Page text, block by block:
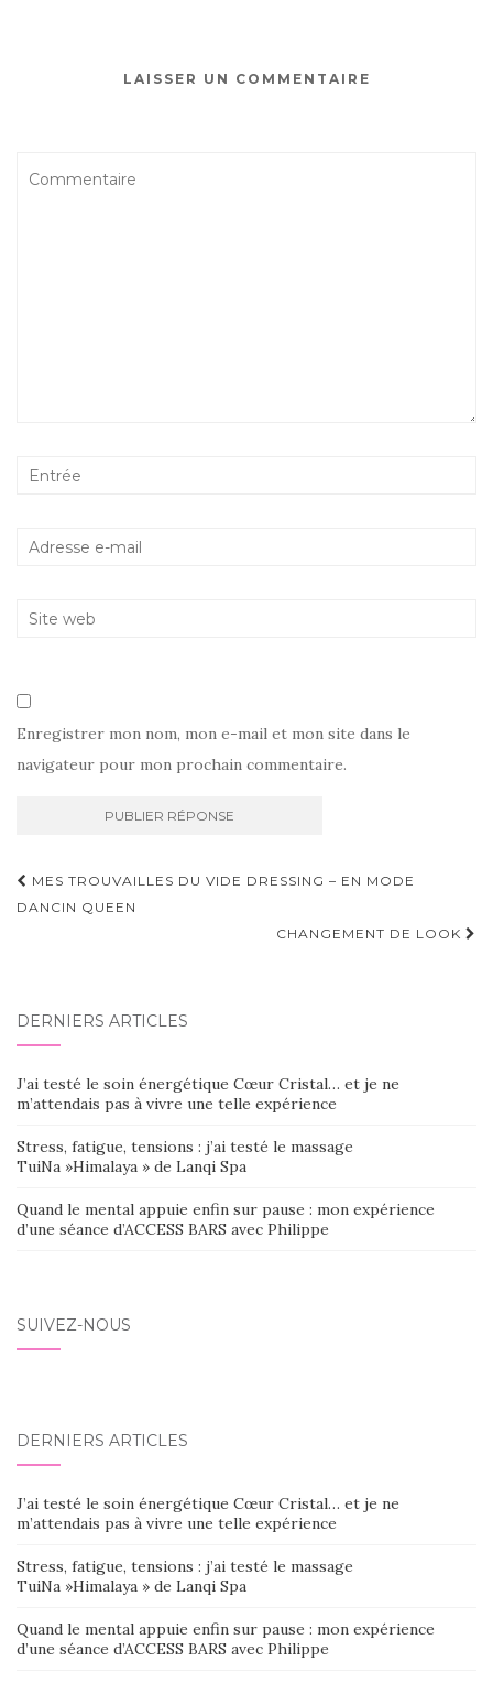
LAISSER UN COMMENTAIRE
Enregistrer mon nom, mon e-mail et mon site dans le
navigateur pour mon prochain commentaire.
Navigation
d'article
MES TROUVAILLES DU VIDE DRESSING – EN MODE
DANCIN QUEEN
CHANGEMENT DE LOOK
DERNIERS ARTICLES
J’ai testé le soin énergétique Cœur Cristal… et je ne
m’attendais pas à vivre une telle expérience
Stress, fatigue, tensions : j’ai testé le massage
TuiNa »Himalaya » de Lanqi Spa
Quand le mental appuie enfin sur pause : mon expérience
d’une séance d’ACCESS BARS avec Philippe
SUIVEZ-NOUS
DERNIERS ARTICLES
J’ai testé le soin énergétique Cœur Cristal… et je ne
m’attendais pas à vivre une telle expérience
Stress, fatigue, tensions : j’ai testé le massage
TuiNa »Himalaya » de Lanqi Spa
Quand le mental appuie enfin sur pause : mon expérience
d’une séance d’ACCESS BARS avec Philippe